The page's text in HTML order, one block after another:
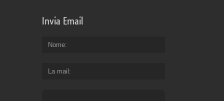
Invia Email
Nome
La mail